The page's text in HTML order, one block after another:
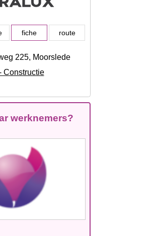
fiche route
225, Moorslede
Constructie
werknemers?